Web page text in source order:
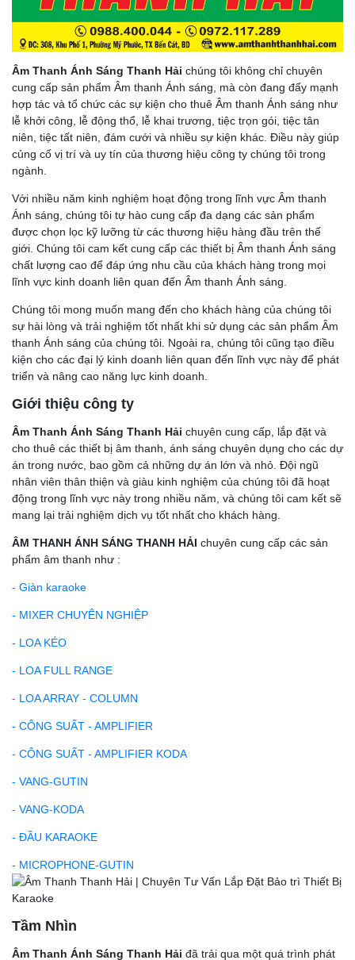
Âm Thanh Ánh Sáng Thanh Hải chúng tôi không chỉ chuyên
cung cấp sản phẩm Âm thanh Ánh sáng, mà còn đang đẩy mạnh
hợp tác và tổ chức các sự kiện cho thuê Âm thanh Ánh sáng như
lễ khởi công, lễ động thổ, lễ khai trương, tiệc trọn gói, tiệc tân
niên, tiệc tất niên, đám cưới và nhiều sự kiện khác. Điều này giúp
củng cố vị trí và uy tín của thương hiệu công ty chúng tôi trong
ngành.
Với nhiều năm kinh nghiệm hoạt động trong lĩnh vực Âm thanh
Ánh sáng, chúng tôi tự hào cung cấp đa dạng các sản phẩm
được chọn lọc kỹ lưỡng từ các thương hiệu hàng đầu trên thế
giới. Chúng tôi cam kết cung cấp các thiết bị Âm thanh Ánh sáng
chất lượng cao để đáp ứng nhu cầu của khách hàng trong mọi
lĩnh vực kinh doanh liên quan đến Âm thanh Ánh sáng.
Chúng tôi mong muốn mang đến cho khách hàng của chúng tôi
sự hài lòng và trải nghiệm tốt nhất khi sử dụng các sản phẩm Âm
thanh Ánh sáng của chúng tôi. Ngoài ra, chúng tôi cũng tạo điều
kiện cho các đại lý kinh doanh liên quan đến lĩnh vực này để phát
triển và nâng cao năng lực kinh doanh.
Giới thiệu công ty
Âm Thanh Ánh Sáng Thanh Hải chuyên cung cấp, lắp đặt và
cho thuê các thiết bị âm thanh, ánh sáng chuyên dụng cho các dự
án trong nước, bao gồm cả những dự án lớn và nhỏ. Đội ngũ
nhân viên thân thiện và giàu kinh nghiệm của chúng tôi đã hoạt
động trong lĩnh vực này trong nhiều năm, và chúng tôi cam kết sẽ
mang lại trải nghiệm dịch vụ tốt nhất cho khách hàng.
ÂM THANH ÁNH SÁNG THANH HẢI chuyên cung cấp các sản
phẩm âm thanh như :
- Giàn karaoke
- MIXER CHUYÊN NGHIỆP
- LOA KÉO
- LOA FULL RANGE
- LOA ARRAY - COLUMN
- CÔNG SUẤT - AMPLIFIER
- CÔNG SUẤT - AMPLIFIER KODA
- VANG-GUTIN
- VANG-KODA
- ĐẦU KARAOKE
- MICROPHONE-GUTIN
Tầm Nhìn
Âm Thanh Ánh Sáng Thanh Hải đã trải qua một quá trình phát